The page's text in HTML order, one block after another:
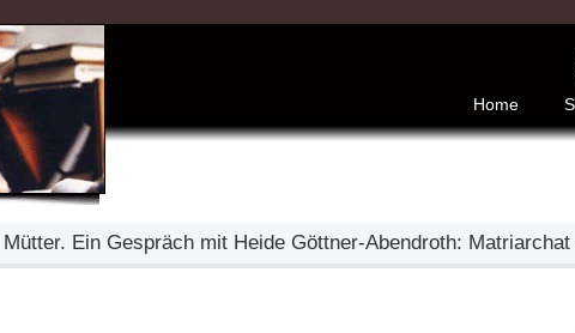
Home
Ein Gespräch mit Heide Göttner-Abendroth: